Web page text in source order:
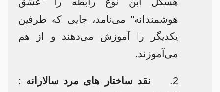
هوشمندانه" می‌نامد، جایی که طرفین
یکدیگر را آموزش می‌دهند و از هم
می‌آموزند.​
2. نقد ساختار های مرد سالارانه :